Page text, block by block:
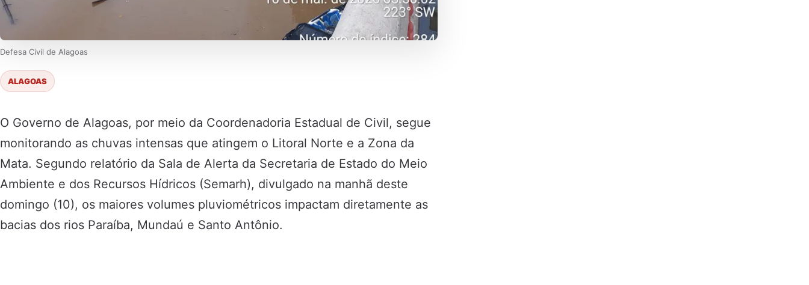
Defesa Civil de Alagoas
ALAGOAS
O Governo de Alagoas, por meio da Coordenadoria Estadual de Civil, segue
monitorando as chuvas intensas que atingem o Litoral Norte e a Zona da
Mata. Segundo relatório da Sala de Alerta da Secretaria de Estado do Meio
Ambiente e dos Recursos Hídricos (Semarh), divulgado na manhã deste
domingo (10), os maiores volumes pluviométricos impactam diretamente as
bacias dos rios Paraíba, Mundaú e Santo Antônio.